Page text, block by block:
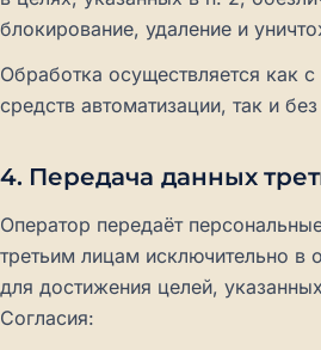
блокирование, удаление и
Обработка осуществляется как
средств автоматизации, так и
4. Передача данных
Оператор передаёт
третьим лицам исключительно
для достижения целей,
Согласия: